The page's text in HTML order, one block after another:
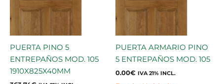
PUERTA PINO 5
ENTREPAÑOS MOD. 105
1910X825X40MM
PUERTA ARMARIO PINO
5 ENTREPAÑOS MOD. 105
0.00€ IVA 21% INCL.